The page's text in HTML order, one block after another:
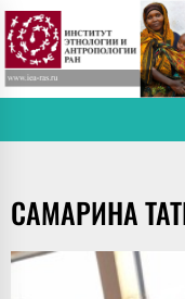
Skip
to
the
content
САМАРИНА